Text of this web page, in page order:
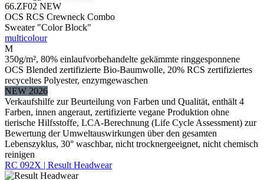
66.ZF02 NEW
OCS RCS Crewneck Combo
Sweater "Color Block"
multicolour
M
350g/m², 80% einlaufvorbehandelte gekämmte ringgesponnene
OCS Blended zertifizierte Bio-Baumwolle, 20% RCS zertifiziertes
recyceltes Polyester, enzymgewaschen
NEW 2026
Verkaufshilfe zur Beurteilung von Farben und Qualität, enthält 4
Farben, innen angeraut, zertifizierte vegane Produktion ohne
tierische Hilfsstoffe, LCA-Berechnung (Life Cycle Assessment) zur
Bewertung der Umweltauswirkungen über den gesamten
Lebenszyklus, 30° waschbar, nicht trocknergeeignet, nicht chemisch
reinigen
RC 092X | Result Headwear